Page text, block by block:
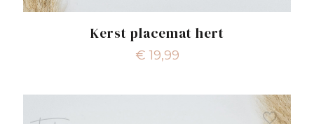
Kerst placemat hert
€ 19,99